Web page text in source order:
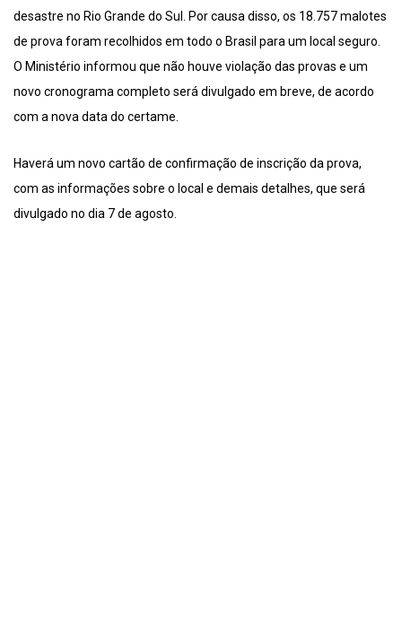
desastre no Rio Grande do Sul. Por causa disso, os 18.757 malotes
de prova foram recolhidos em todo o Brasil para um local seguro.
O Ministério informou que não houve violação das provas e um
novo cronograma completo será divulgado em breve, de acordo
com a nova data do certame.
Haverá um novo cartão de confirmação de inscrição da prova,
com as informações sobre o local e demais detalhes, que será
divulgado no dia 7 de agosto.